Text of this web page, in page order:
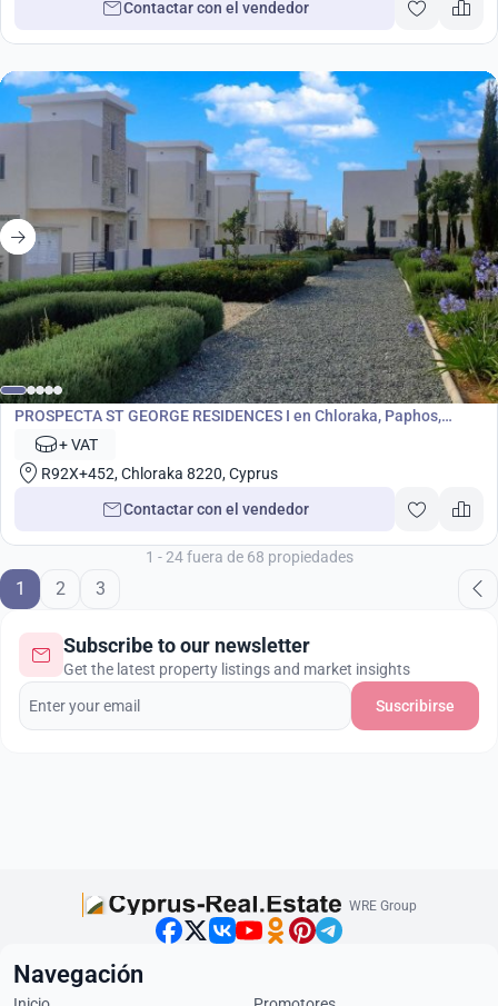
Contactar con el vendedor
Desarrollo
PROSPECTA ST GEORGE RESIDENCES I en Chloraka, Paphos,
Chipre No. 7063
+ VAT
R92X+452, Chloraka 8220, Cyprus
Contactar con el vendedor
1 - 24 fuera de 68 propiedades
1 2 3
Subscribe to our newsletter
Get the latest property listings and market insights
Suscribirse
WRE Group
Navegación